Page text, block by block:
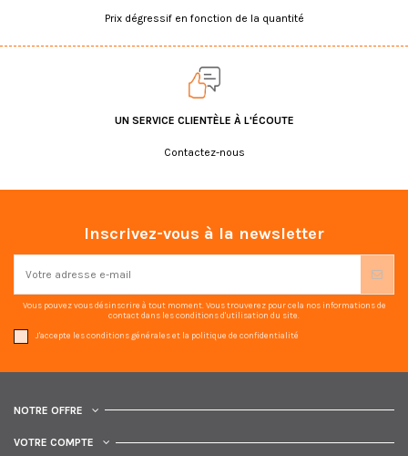
Prix dégressif en fonction de la quantité
UN SERVICE CLIENTÈLE À L'ÉCOUTE
Contactez-nous
Inscrivez-vous à la newsletter
Vous pouvez vous désinscrire à tout moment. Vous trouverez pour cela nos informations de
contact dans les conditions d'utilisation du site.
J'accepte les conditions générales et la politique de confidentialité
NOTRE OFFRE
VOTRE COMPTE